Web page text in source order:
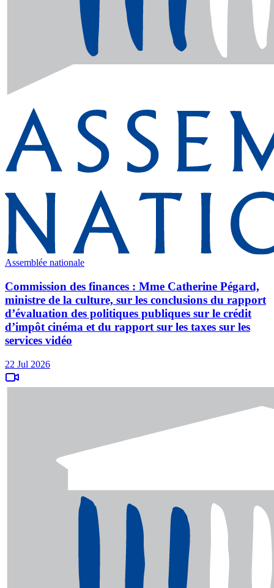
Assemblée nationale
Commission des finances : Mme Catherine Pégard,
ministre de la culture, sur les conclusions du rapport
d’évaluation des politiques publiques sur le crédit
d’impôt cinéma et du rapport sur les taxes sur les
services vidéo
22 Jul 2026